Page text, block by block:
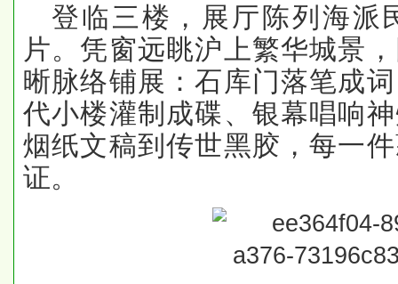
登临三楼，展厅陈列海派
片。凭窗远眺沪上繁华城景
晰脉络铺展：石库门落笔成
代小楼灌制成碟、银幕唱响
烟纸文稿到传世黑胶，每一
证。